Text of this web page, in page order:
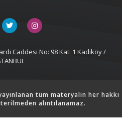
Caddesi No: 98 Kat: 1 Kadıköy /
tüm materyalin her hakkı
alıntılanamaz.